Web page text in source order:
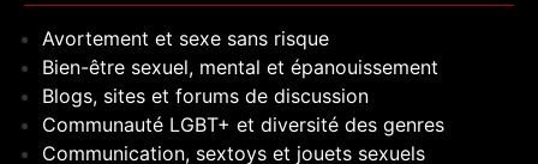
Avortement et sexe sans risque
Bien-être sexuel, mental et épanouissement
Blogs, sites et forums de discussion
Communauté LGBT+ et diversité des genres
Communication, sextoys et jouets sexuels